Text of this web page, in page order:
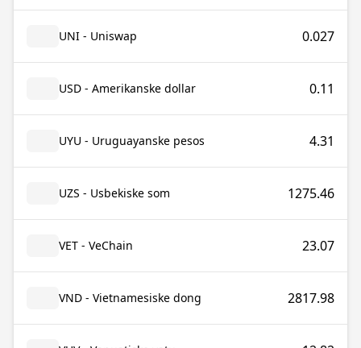
UNI - Uniswap 0.027
USD - Amerikanske dollar 0.11
UYU - Uruguayanske pesos 4.31
UZS - Usbekiske som 1275.46
VET - VeChain 23.07
VND - Vietnamesiske dong 2817.98